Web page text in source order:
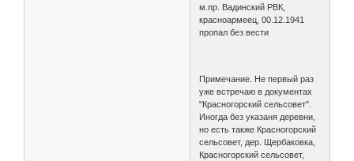
м.пр. Вадинский РВК,
красноармеец, 00.12.1941
пропал без вести
Примечание. Не первый раз
уже встречаю в документах
"Красногорский сельсовет".
Иногда без указаня деревни,
но есть также Красногорский
сельсовет, дер. Щербаковка,
Красногорский сельсовет,